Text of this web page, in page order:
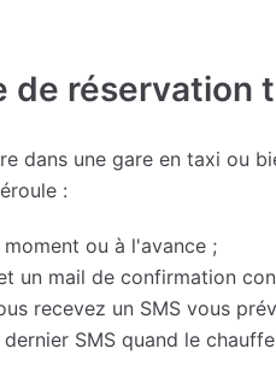
de réservation
dans une gare en taxi ou
:
ou à l'avance ;
un mail de confirmation
recevez un SMS vous
SMS quand le